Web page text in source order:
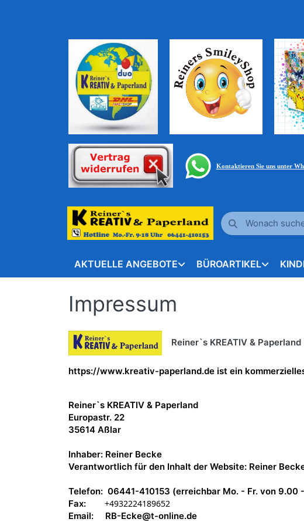
Kontaktieren Sie uns unter
AKTUELLE ANGEBOTE BÜROARTIKEL
Impressum
Reiner`s KREATIV & Paperland
https://www.kreativ-paperland.de ist ein
Reiner`s KREATIV & Paperland
Europastr. 22
35614 Aßlar
Inhaber: Reiner Becke
Verantwortlich für den Inhalt der Website: Reiner
Telefon: 06441-410153 (erreichbar Mo. - Fr. von 9.00
Fax:
+4932224189652
Email: RB-Ecke@t-online.de